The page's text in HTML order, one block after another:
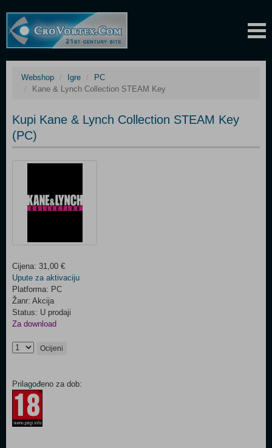
Webshop Igre
PC
Kane & Lynch Collection STEAM Key
Kupi Kane & Lynch Collection STEAM Key
(PC)
Cijena: 31,00 €
Upute za aktivaciju
Platforma: PC
Žanr: Akcija
Status: U prodaji
Za download
Ocijeni
Prilagođeno za dob: